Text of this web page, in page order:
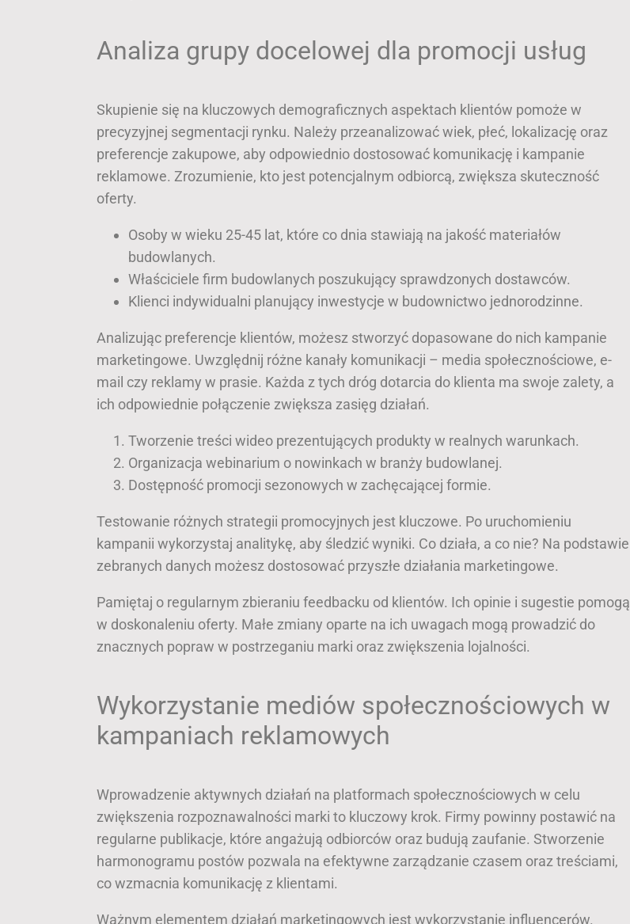
Analiza grupy docelowej dla promocji usług
Skupienie się na kluczowych demograficznych aspektach klientów pomoże w
precyzyjnej segmentacji rynku. Należy przeanalizować wiek, płeć, lokalizację oraz
preferencje zakupowe, aby odpowiednio dostosować komunikację i kampanie
reklamowe. Zrozumienie, kto jest potencjalnym odbiorcą, zwiększa skuteczność
oferty.
Osoby w wieku 25-45 lat, które co dnia stawiają na jakość materiałów
budowlanych.
Właściciele firm budowlanych poszukujący sprawdzonych dostawców.
Klienci indywidualni planujący inwestycje w budownictwo jednorodzinne.
Analizując preferencje klientów, możesz stworzyć dopasowane do nich kampanie
marketingowe. Uwzględnij różne kanały komunikacji – media społecznościowe, e-
mail czy reklamy w prasie. Każda z tych dróg dotarcia do klienta ma swoje zalety, a
ich odpowiednie połączenie zwiększa zasięg działań.
Tworzenie treści wideo prezentujących produkty w realnych warunkach.
Organizacja webinarium o nowinkach w branży budowlanej.
Dostępność promocji sezonowych w zachęcającej formie.
Testowanie różnych strategii promocyjnych jest kluczowe. Po uruchomieniu
kampanii wykorzystaj analitykę, aby śledzić wyniki. Co działa, a co nie? Na podstawie
zebranych danych możesz dostosować przyszłe działania marketingowe.
Pamiętaj o regularnym zbieraniu feedbacku od klientów. Ich opinie i sugestie pomogą
w doskonaleniu oferty. Małe zmiany oparte na ich uwagach mogą prowadzić do
znacznych popraw w postrzeganiu marki oraz zwiększenia lojalności.
Wykorzystanie mediów społecznościowych w
kampaniach reklamowych
Wprowadzenie aktywnych działań na platformach społecznościowych w celu
zwiększenia rozpoznawalności marki to kluczowy krok. Firmy powinny postawić na
regularne publikacje, które angażują odbiorców oraz budują zaufanie. Stworzenie
harmonogramu postów pozwala na efektywne zarządzanie czasem oraz treściami,
co wzmacnia komunikację z klientami.
Ważnym elementem działań marketingowych jest wykorzystanie influencerów.